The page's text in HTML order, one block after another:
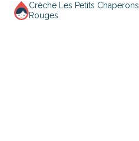
Crèche Les Petits Chaperons
Rouges